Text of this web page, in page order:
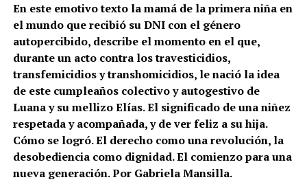
Gustavo Gómez y una sugerencia frente a delitos
ambientales: “No presentar una querella penal con 30
firmas, sino 30 querellas, para que los juzgados se tengan
que hacer cargo por el volumen de causas iniciadas”.
Fotos: Sebastián Smok
(más…)
En este emotivo texto la mamá de la primera niña en
el mundo que recibió su DNI con el género
autopercibido, describe el momento en el que,
durante un acto contra los travesticidios,
transfemicidios y transhomicidios, le nació la idea
de este cumpleaños colectivo y autogestivo de
Luana y su mellizo Elías. El significado de una niñez
respetada y acompañada, y de ver feliz a su hija.
Cómo se logró. El derecho como una revolución, la
desobediencia como dignidad. El comienzo para una
nueva generación. Por Gabriela Mansilla.